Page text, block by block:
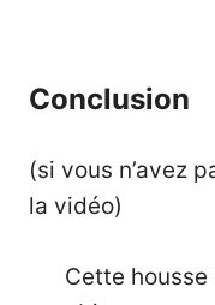
Conclusion
(si vous n’avez
la vidéo)
Cette